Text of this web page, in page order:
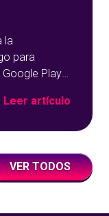
la
para
Play
Leer artículo
VER TODOS